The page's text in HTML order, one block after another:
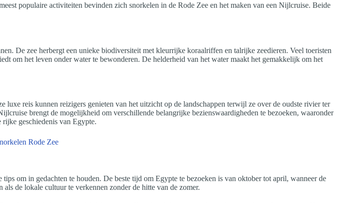
populaire activiteiten bevinden zich snorkelen in de Rode Zee en het maken van een Nijlcruise. Beide
De zee herbergt een unieke biodiversiteit met kleurrijke koraalriffen en talrijke zeedieren. Veel toeristen
om het leven onder water te bewonderen. De helderheid van het water maakt het gemakkelijk om het
reis kunnen reizigers genieten van het uitzicht op de landschappen terwijl ze over de oudste rivier ter
brengt de mogelijkheid om verschillende belangrijke bezienswaardigheden te bezoeken, waaronder
geschiedenis van Egypte.
om in gedachten te houden. De beste tijd om Egypte te bezoeken is van oktober tot april, wanneer de
de lokale cultuur te verkennen zonder de hitte van de zomer.